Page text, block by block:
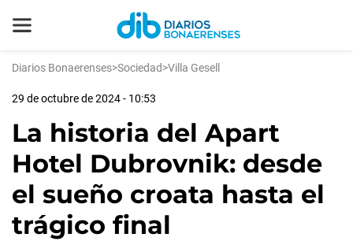
Diarios Bonaerenses>Sociedad>Villa Gesell
29 de octubre de 2024 - 10:53
La historia del Apart
Hotel Dubrovnik: desde
el sueño croata hasta el
trágico final